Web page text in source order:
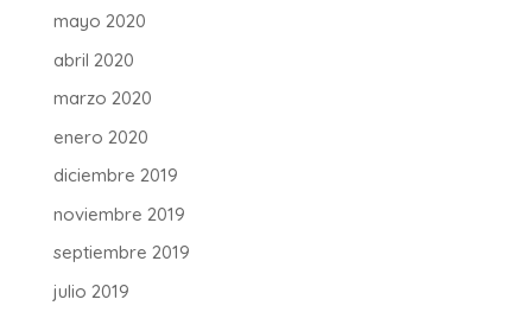
mayo 2020
abril 2020
marzo 2020
enero 2020
diciembre 2019
noviembre 2019
septiembre 2019
julio 2019